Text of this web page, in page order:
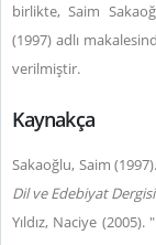
birlikte, Saim
(1997) adlı
verilmiştir.
Kaynakça
Sakaoğlu, Saim
Dil ve Edebiyat
Yıldız, Naciye (2005).